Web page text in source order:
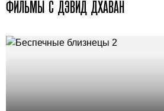
ФИЛЬМЫ С ДЭВИД ДХАВАН